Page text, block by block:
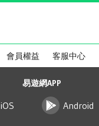
會員權益 客服中心
易遊網APP
iOS Android